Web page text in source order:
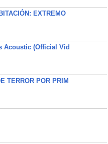
EXTREMO
Acoustic (Official Vid
TERROR POR PRIM